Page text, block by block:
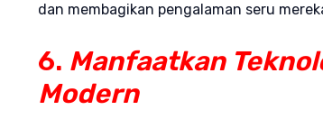
dan membagikan pengalaman seru
6. Manfaatkan
Modern